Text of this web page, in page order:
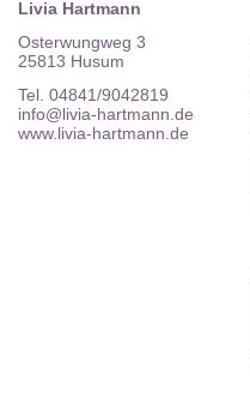
Livia Hartmann
Osterwungweg 3
25813 Husum
Tel. 04841/9042819
info@livia-hartmann.de
www.livia-hartmann.de